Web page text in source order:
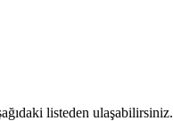
listeden ulaşabilirsiniz.